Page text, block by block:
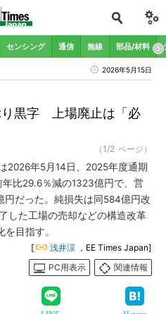
センシング 通信 無線 部品/材料
2026年5月15日
黒字 上場廃止は「必
（1/2 ページ）
2026年5月14日、2025年度通期
比29.6％減の1323億円で、営
円だった。純損失は同584億円改
した工場の売却などの構造改革
目指す。
[ 浅井涼 ，EE Times Japan]
PC用表示
関連情報